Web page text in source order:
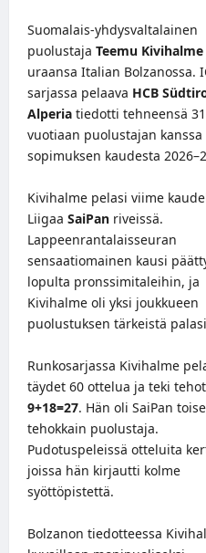
Suomalais-yhdysvaltalainen
puolustaja Teemu Kivihalme
uraansa Italian Bolzanossa.
sarjassa pelaava HCB
Alperia tiedotti tehneensä
vuotiaan puolustajan kanssa
sopimuksen kaudesta
Kivihalme pelasi viime
Liigaa SaiPan riveissä.
Lappeenrantalaisseuran
sensaatiomainen kausi
lopulta pronssimitaleihin, ja
Kivihalme oli yksi joukkueen
puolustuksen tärkeistä
Runkosarjassa Kivihalme
täydet 60 ottelua ja teki tehot
9+18=27. Hän oli SaiPan
tehokkain puolustaja.
Pudotuspeleissä otteluita
joissa hän kirjautti kolme
syöttöpistettä.
Bolzanon tiedotteessa